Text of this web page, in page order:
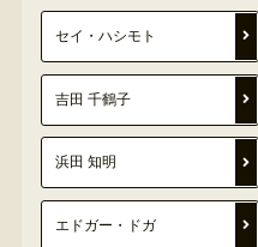
セイ・ハシモト
吉田 千鶴子
浜田 知明
エドガー・ドガ